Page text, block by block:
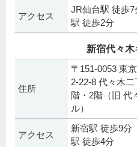
アクセス
JR仙台駅 徒歩
駅 徒歩2分
新宿代々
住所
〒151-0053 東
2-22-8 代々木
階・2階（旧 代
ル）
アクセス
新宿駅 徒歩9
駅 徒歩4分